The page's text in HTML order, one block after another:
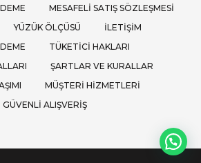
MESAFELI SATIŞ SÖZLEŞMESI
YÜZÜK ÖLÇÜSÜ
İLETIŞIM
TÜKETICI HAKLARI
ŞARTLAR VE KURALLAR
MÜŞTERI HIZMETLERI
GÜVENLI ALIŞVERIŞ